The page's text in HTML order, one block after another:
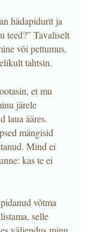
hädapidurit ja
teed?” Tavaliselt
või pettumus.
tahtsin.
et mu
järele
laua ääres.
mängisid
Mind ei
kas te ei
võtma
selle